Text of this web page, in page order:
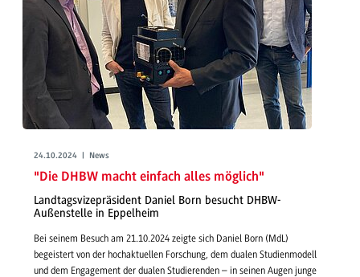
24.10.2024 | News
"Die DHBW macht einfach alles möglich"
Landtagsvizepräsident Daniel Born besucht DHBW-
Außenstelle in Eppelheim
Bei seinem Besuch am 21.10.2024 zeigte sich Daniel Born (MdL)
begeistert von der hochaktuellen Forschung, dem dualen Studienmodell
und dem Engagement der dualen Studierenden – in seinen Augen junge